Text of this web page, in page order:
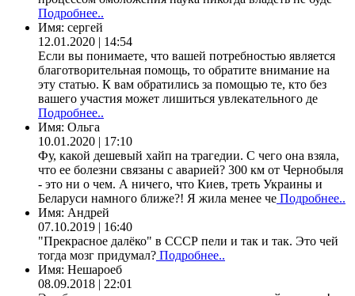
Подробнее..
Имя: сергей
12.01.2020 | 14:54
Если вы понимаете, что вашей потребностью является
благотворительная помощь, то обратите внимание на
эту статью. К вам обратились за помощью те, кто без
вашего участия может лишиться увлекательного де
Подробнее..
Имя: Ольга
10.01.2020 | 17:10
Фу, какой дешевый хайп на трагедии. С чего она взяла,
что ее болезни связаны с аварией? 300 км от Чернобыля
- это ни о чем. А ничего, что Киев, треть Украины и
Беларуси намного ближе?! Я жила менее че Подробнее..
Имя: Андрей
07.10.2019 | 16:40
"Прекрасное далёко" в СССР пели и так и так. Это чей
тогда мозг придумал? Подробнее..
Имя: Нешароеб
08.09.2018 | 22:01